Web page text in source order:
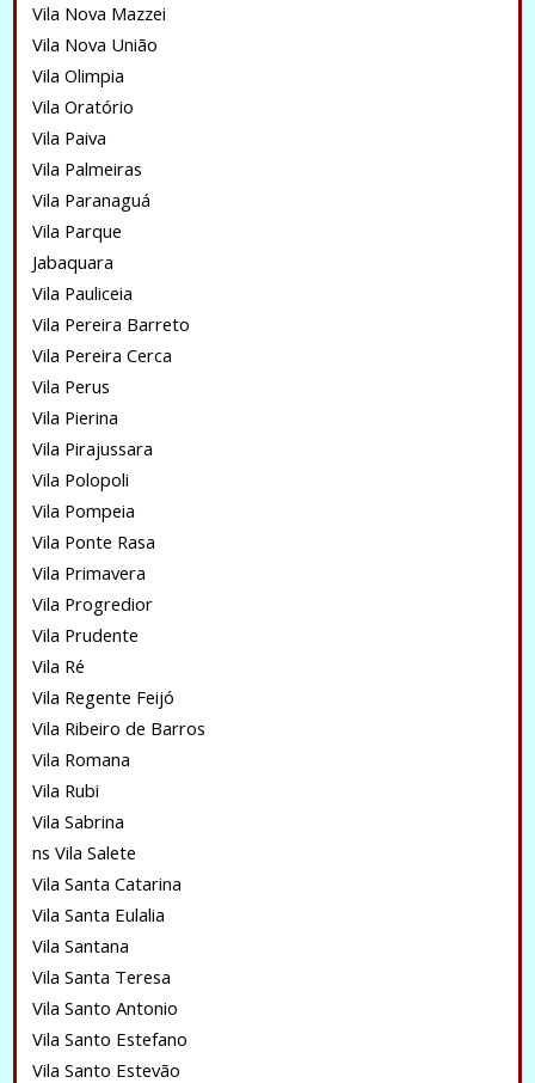
Vila Nova Mazzei
Vila Nova União
Vila Olimpia
Vila Oratório
Vila Paiva
Vila Palmeiras
Vila Paranaguá
Vila Parque
Jabaquara
Vila Pauliceia
Vila Pereira Barreto
Vila Pereira Cerca
Vila Perus
Vila Pierina
Vila Pirajussara
Vila Polopoli
Vila Pompeia
Vila Ponte Rasa
Vila Primavera
Vila Progredior
Vila Prudente
Vila Ré
Vila Regente Feijó
Vila Ribeiro de Barros
Vila Romana
Vila Rubi
Vila Sabrina
ns Vila Salete
Vila Santa Catarina
Vila Santa Eulalia
Vila Santana
Vila Santa Teresa
Vila Santo Antonio
Vila Santo Estefano
Vila Santo Estevão